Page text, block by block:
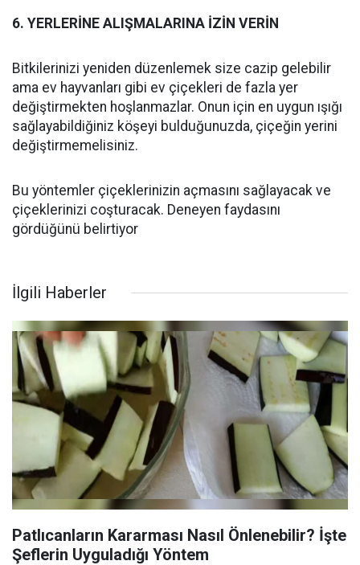
6. YERLERİNE ALIŞMALARINA İZİN VERİN
Bitkilerinizi yeniden düzenlemek size cazip gelebilir
ama ev hayvanları gibi ev çiçekleri de fazla yer
değiştirmekten hoşlanmazlar. Onun için en uygun ışığı
sağlayabildiğiniz köşeyi bulduğunuzda, çiçeğin yerini
değiştirmemelisiniz.
Bu yöntemler çiçeklerinizin açmasını sağlayacak ve
çiçeklerinizi coşturacak. Deneyen faydasını
gördüğünü belirtiyor
İlgili Haberler
Patlıcanların Kararması Nasıl Önlenebilir? İşte
Şeflerin Uyguladığı Yöntem